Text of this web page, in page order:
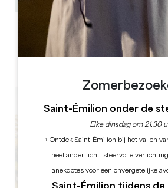
ETIKETTEN
Saint-Émilion onder de
Elke dinsdag om 21.30
→ Ontdek Saint-Émilion bij het vallen
heel ander licht: sfeervolle
anekdotes voor een onvergetelijke